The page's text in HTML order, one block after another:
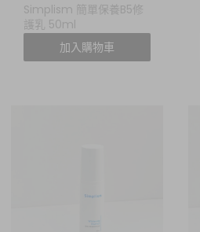
Simplism 簡單保養B5修
護乳 50ml
加入購物車